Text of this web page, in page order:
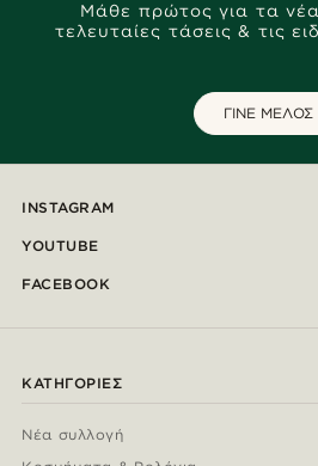
Μάθε πρώτος για τα νέα
τελευταίες τάσεις & τις
ΓΙΝΕ ΜΕΛΟΣ
INSTAGRAM
YOUTUBE
FACEBOOK
ΚΑΤΗΓΟΡΊΕΣ
Νέα συλλογή